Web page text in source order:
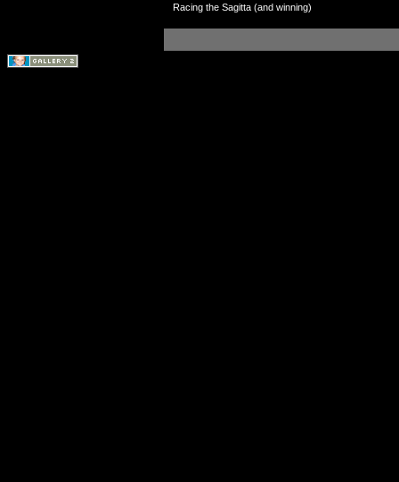
Racing the Sagitta (and winning)